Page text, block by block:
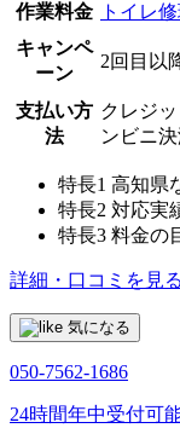
作業料金
トイレ
キャンペ
ーン
2回目以
支払い方
法
クレジ
ンビニ
特長1 高知県
特長2 対応実
特長3 料金の
詳細・口コミを見る
気になる
050-7562-1686
24時間年中受付可